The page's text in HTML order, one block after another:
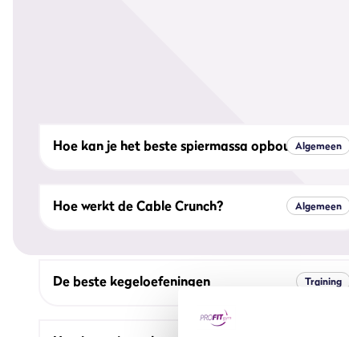
Algemeen
Hoe kan je het beste spiermassa opbouwen?
Algemeen
Hoe werkt de Cable Crunch?
Training
De beste kegeloefeningen